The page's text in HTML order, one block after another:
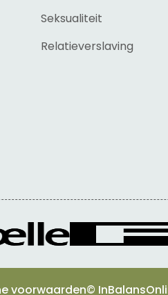
Seksualiteit
Relatieverslaving
voorwaarden©